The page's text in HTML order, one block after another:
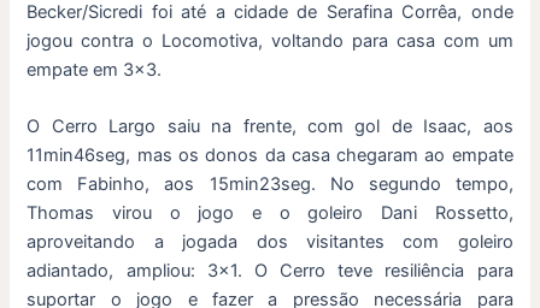
Becker/Sicredi foi até a cidade de Serafina Corrêa, onde
jogou contra o Locomotiva, voltando para casa com um
empate em 3×3.
O Cerro Largo saiu na frente, com gol de Isaac, aos
11min46seg, mas os donos da casa chegaram ao empate
com Fabinho, aos 15min23seg. No segundo tempo,
Thomas virou o jogo e o goleiro Dani Rossetto,
aproveitando a jogada dos visitantes com goleiro
adiantado, ampliou: 3×1. O Cerro teve resiliência para
suportar o jogo e fazer a pressão necessária para